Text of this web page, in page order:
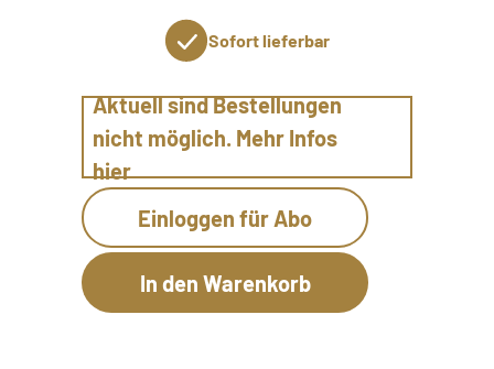
Sofort lieferbar
Aktuell sind Bestellungen
nicht möglich. Mehr Infos
hier
Einloggen für Abo